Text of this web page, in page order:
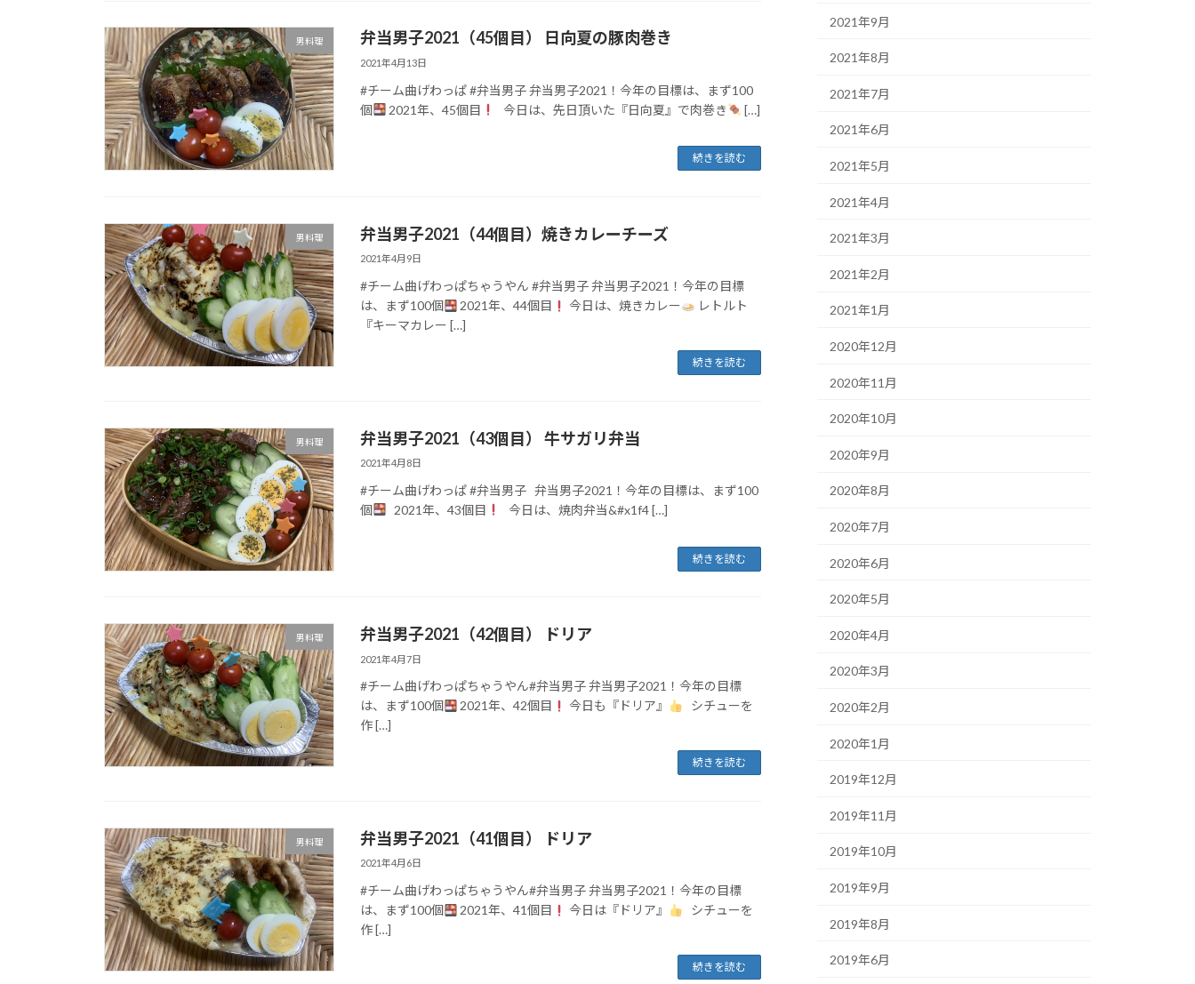
男料理 弁当男子2021（45個目） 日向夏の豚肉巻き
2021年4月13日
#チーム曲げわっぱ #弁当男子 弁当男子2021！今年の目標は、まず100
個
2021年、45個目 今日は、先日頂いた『日向夏』で肉巻き […]
続きを読む
男料理 弁当男子2021（44個目）焼きカレーチーズ
2021年4月9日
#チーム曲げわっぱちゃうやん #弁当男子 弁当男子2021！今年の目標
は、まず100個
2021年、44個目 今日は、焼きカレー
レトルト
『キーマカレー […]
続きを読む
男料理 弁当男子2021（43個目） 牛サガリ弁当
2021年4月8日
#チーム曲げわっぱ #弁当男子 弁当男子2021！今年の目標は、まず100
個
2021年、43個目 今日は、焼肉弁当&#x1f4 […]
続きを読む
男料理 弁当男子2021（42個目） ドリア
2021年4月7日
#チーム曲げわっぱちゃうやん#弁当男子 弁当男子2021！今年の目標
は、まず100個
2021年、42個目 今日も『ドリア』
シチューを
作 […]
続きを読む
男料理 弁当男子2021（41個目） ドリア
2021年4月6日
#チーム曲げわっぱちゃうやん#弁当男子 弁当男子2021！今年の目標
は、まず100個
2021年、41個目 今日は『ドリア』
シチューを
作 […]
続きを読む
2021年9月
2021年8月
2021年7月
2021年6月
2021年5月
2021年4月
2021年3月
2021年2月
2021年1月
2020年12月
2020年11月
2020年10月
2020年9月
2020年8月
2020年7月
2020年6月
2020年5月
2020年4月
2020年3月
2020年2月
2020年1月
2019年12月
2019年11月
2019年10月
2019年9月
2019年8月
2019年6月